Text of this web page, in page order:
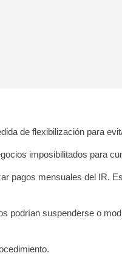
de flexibilización para
imposibilitados para
pagos mensuales del IR.
podrían suspenderse o